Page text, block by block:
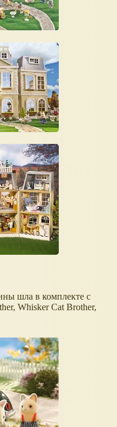
шла в комплекте с
Whisker Cat Brother,